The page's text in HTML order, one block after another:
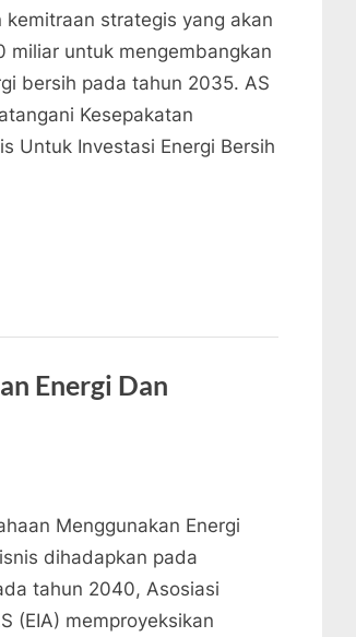
kemitraan strategis yang akan
miliar untuk mengembangkan
bersih pada tahun 2035. AS
Kesepakatan
Untuk Investasi Energi Bersih
Energi Dan
Menggunakan Energi
dihadapkan pada
tahun 2040, Asosiasi
(EIA) memproyeksikan